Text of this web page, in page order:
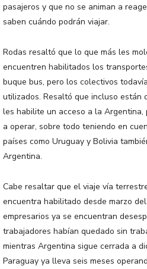
pasajeros y que no se animan a
saben cuándo podrán viajar.
Rodas resaltó que lo que más les
encuentren habilitados los
buque bus, pero los colectivos
utilizados. Resaltó que incluso están
les habilite un acceso a la
a operar, sobre todo teniendo en
países como Uruguay y Bolivia
Argentina.
Cabe resaltar que el viaje vía
encuentra habilitado desde marzo
empresarios ya se encuentran
trabajadores habían quedado sin
mientras Argentina sigue cerrada a
Paraguay ya lleva seis meses